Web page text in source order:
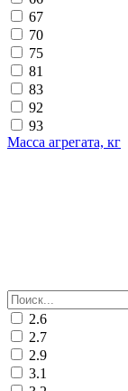
67
70
75
81
83
92
93
Масса агрегата, кг
2.6
2.7
2.9
3.1